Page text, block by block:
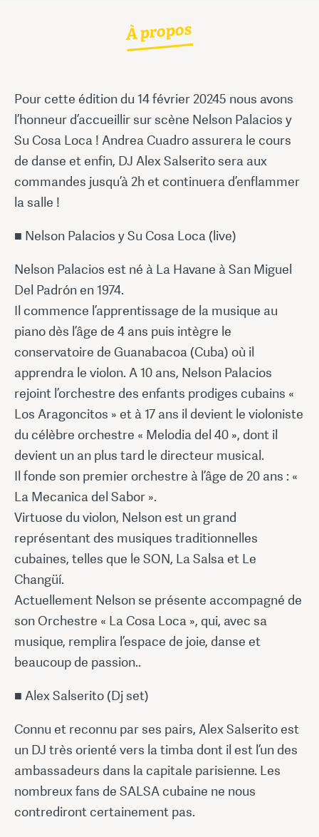
À propos
Pour cette édition du 14 février 20245 nous avons
l’honneur d’accueillir sur scène Nelson Palacios y
Su Cosa Loca ! Andrea Cuadro assurera le cours
de danse et enfin, DJ Alex Salserito sera aux
commandes jusqu’à 2h et continuera d’enflammer
la salle !
■ Nelson Palacios y Su Cosa Loca (live)
Nelson Palacios est né à La Havane à San Miguel
Del Padrón en 1974.
Il commence l’apprentissage de la musique au
piano dès l’âge de 4 ans puis intègre le
conservatoire de Guanabacoa (Cuba) où il
apprendra le violon. A 10 ans, Nelson Palacios
rejoint l’orchestre des enfants prodiges cubains «
Los Aragoncitos » et à 17 ans il devient le violoniste
du célèbre orchestre « Melodia del 40 », dont il
devient un an plus tard le directeur musical.
Il fonde son premier orchestre à l’âge de 20 ans : «
La Mecanica del Sabor ».
Virtuose du violon, Nelson est un grand
représentant des musiques traditionnelles
cubaines, telles que le SON, La Salsa et Le
Changüí.
Actuellement Nelson se présente accompagné de
son Orchestre « La Cosa Loca », qui, avec sa
musique, remplira l’espace de joie, danse et
beaucoup de passion..
■ Alex Salserito (Dj set)
Connu et reconnu par ses pairs, Alex Salserito est
un DJ très orienté vers la timba dont il est l’un des
ambassadeurs dans la capitale parisienne. Les
nombreux fans de SALSA cubaine ne nous
contrediront certainement pas.